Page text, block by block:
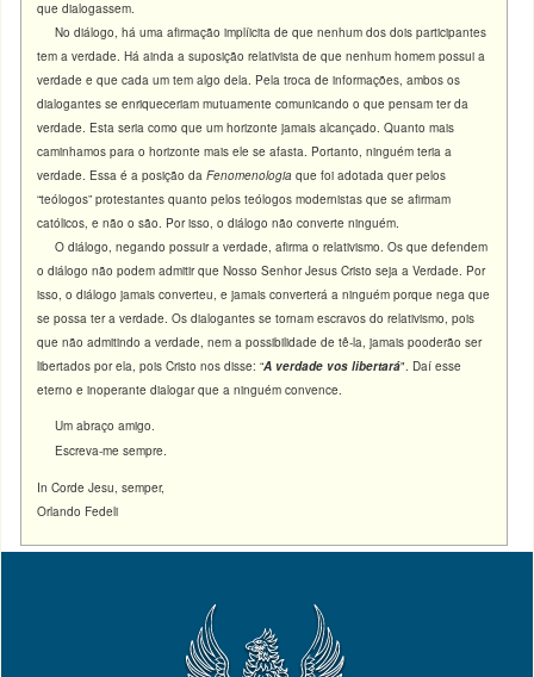
que dialogassem.
No diálogo, há uma afirmação implíicita de que nenhum dos dois participantes
tem a verdade. Há ainda a suposição relativista de que nenhum homem possui a
verdade e que cada um tem algo dela. Pela troca de informações, ambos os
dialogantes se enriqueceriam mutuamente comunicando o que pensam ter da
verdade. Esta seria como que um horizonte jamais alcançado. Quanto mais
caminhamos para o horizonte mais ele se afasta. Portanto, ninguém teria a
verdade. Essa é a posição daFenomenologiaque foi adotada quer pelos
“teólogos” protestantes quanto pelos teólogos modernistas que se afirmam
católicos, e não o são. Por isso, o diálogo não converte ninguém.
O diálogo, negando possuir a verdade, afirma o relativismo. Os que defendem
o diálogo não podem admitir que Nosso Senhor Jesus Cristo seja a Verdade. Por
isso, o diálogo jamais converteu, e jamais converterá a ninguém porque nega que
se possa ter a verdade. Os dialogantes se tornam escravos do relativismo, pois
que não admitindo a verdade, nem a possibilidade de tê-la, jamais pooderão ser
libertados por ela, pois Cristo nos disse: “A verdade vos libertará". Daí esse
eterno e inoperante dialogar que a ninguém convence.
Um abraço amigo.
Escreva-me sempre.
In Corde Jesu, semper,
Orlando Fedeli